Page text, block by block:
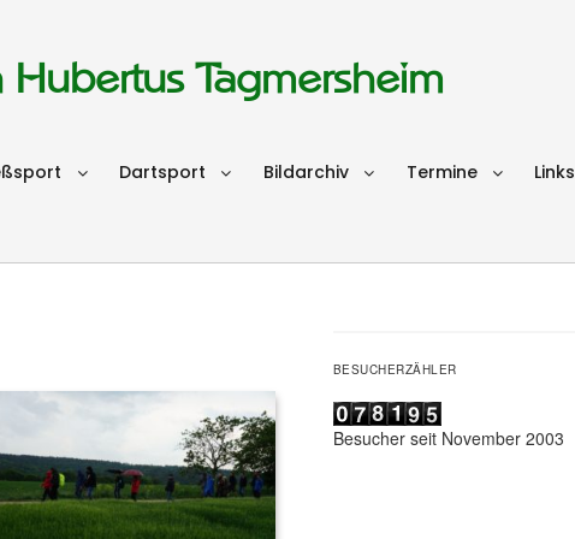
Tagmersheim
Dartsport Bildarchiv Termine Links
BESUCHERZÄHLER
Besucher seit November 2003